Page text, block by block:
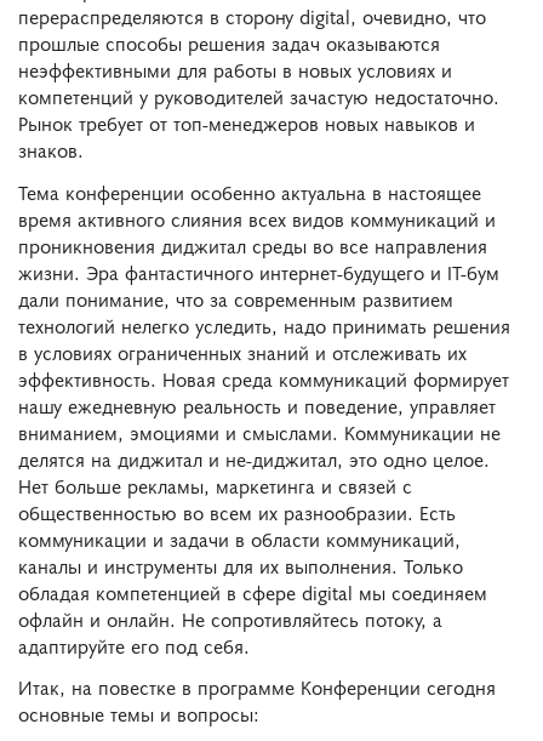
перераспределяются в сторону digital, очевидно, что
прошлые способы решения задач оказываются
неэффективными для работы в новых условиях и
компетенций у руководителей зачастую недостаточно.
Рынок требует от топ-менеджеров новых навыков и
знаков.
Тема конференции особенно актуальна в настоящее
время активного слияния всех видов коммуникаций и
проникновения диджитал среды во все направления
жизни. Эра фантастичного интернет-будущего и IT-бум
дали понимание, что за современным развитием
технологий нелегко уследить, надо принимать решения
в условиях ограниченных знаний и отслеживать их
эффективность. Новая среда коммуникаций формирует
нашу ежедневную реальность и поведение, управляет
вниманием, эмоциями и смыслами. Коммуникации не
делятся на диджитал и не-диджитал, это одно целое.
Нет больше рекламы, маркетинга и связей с
общественностью во всем их разнообразии. Есть
коммуникации и задачи в области коммуникаций,
каналы и инструменты для их выполнения. Только
обладая компетенцией в сфере digital мы соединяем
офлайн и онлайн. Не сопротивляйтесь потоку, а
адаптируйте его под себя.
Итак, на повестке в программе Конференции сегодня
основные темы и вопросы: